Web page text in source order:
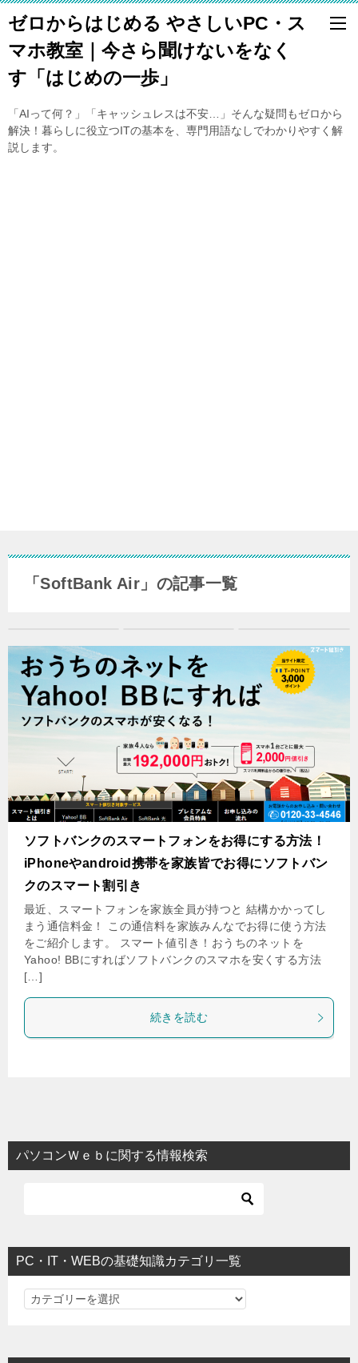
ゼロからはじめる やさしいPC・ス
マホ教室｜今さら聞けないをなく
す「はじめの一歩」
「AIって何？」「キャッシュレスは不安…」そんな疑問もゼロから
解決！暮らしに役立つITの基本を、専門用語なしでわかりやすく解
説します。
「SoftBank Air」の記事一覧
ソフトバンクのスマートフォンをお得にする方法！
iPhoneやandroid携帯を家族皆でお得にソフトバン
クのスマート割引き
最近、スマートフォンを家族全員が持つと 結構かかってし
まう通信料金！ この通信料を家族みんなでお得に使う方法
をご紹介します。 スマート値引き！おうちのネットを
Yahoo! BBにすればソフトバンクのスマホを安くする方法
[…]
続きを読む
パソコンＷｅｂに関する情報検索
PC・IT・WEBの基礎知識カテゴリ一覧
PC・IT・WEBの基礎知識カテゴリ一覧